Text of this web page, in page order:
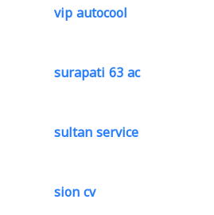
vip autocool
surapati 63 ac
sultan service
sion cv